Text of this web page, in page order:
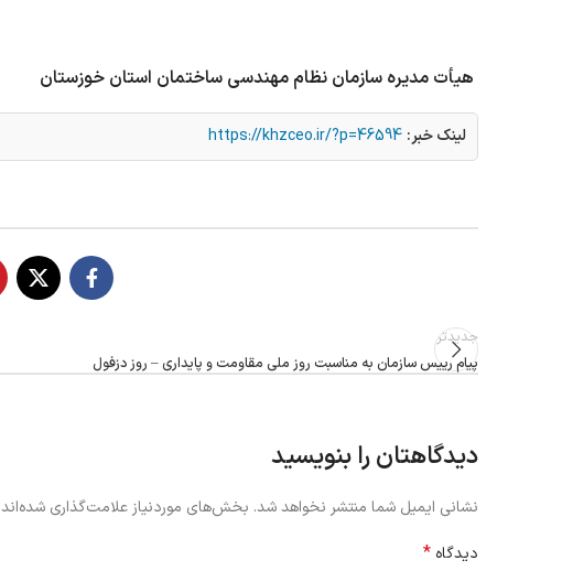
هیأت مدیره سازمان نظام مهندسی ساختمان استان خوزستان
لینک خبر: https://khzceo.ir/?p=46594
جدیدتر
پیام رییس سازمان به مناسبت روز ملی مقاومت و پایداری – روز دزفول
دیدگاهتان را بنویسید
نشانی ایمیل شما منتشر نخواهد شد. بخش‌های موردنیاز علامت‌گذاری شده‌اند
دیدگاه *